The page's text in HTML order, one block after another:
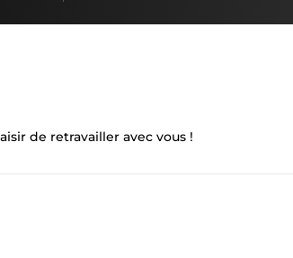
de retravailler avec vous !